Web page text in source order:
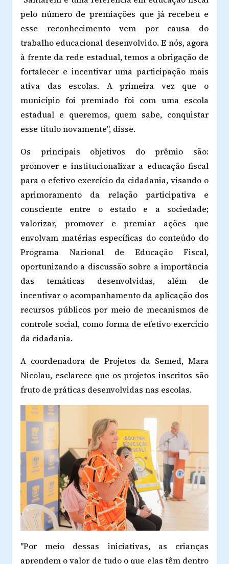
pelo número de premiações que já recebeu e
esse reconhecimento vem por causa do
trabalho educacional desenvolvido. E nós, agora
à frente da rede estadual, temos a obrigação de
fortalecer e incentivar uma participação mais
ativa das escolas. A primeira vez que o
município foi premiado foi com uma escola
estadual e queremos, quem sabe, conquistar
esse título novamente", disse.
Os principais objetivos do prêmio são:
promover e institucionalizar a educação fiscal
para o efetivo exercício da cidadania, visando o
aprimoramento da relação participativa e
consciente entre o estado e a sociedade;
valorizar, promover e premiar ações que
envolvam matérias específicas do conteúdo do
Programa Nacional de Educação Fiscal,
oportunizando a discussão sobre a importância
das temáticas desenvolvidas, além de
incentivar o acompanhamento da aplicação dos
recursos públicos por meio de mecanismos de
controle social, como forma de efetivo exercício
da cidadania.
A coordenadora de Projetos da Semed, Mara
Nicolau, esclarece que os projetos inscritos são
fruto de práticas desenvolvidas nas escolas.
"Por meio dessas iniciativas, as crianças
aprendem o valor de tudo o que elas têm dentro